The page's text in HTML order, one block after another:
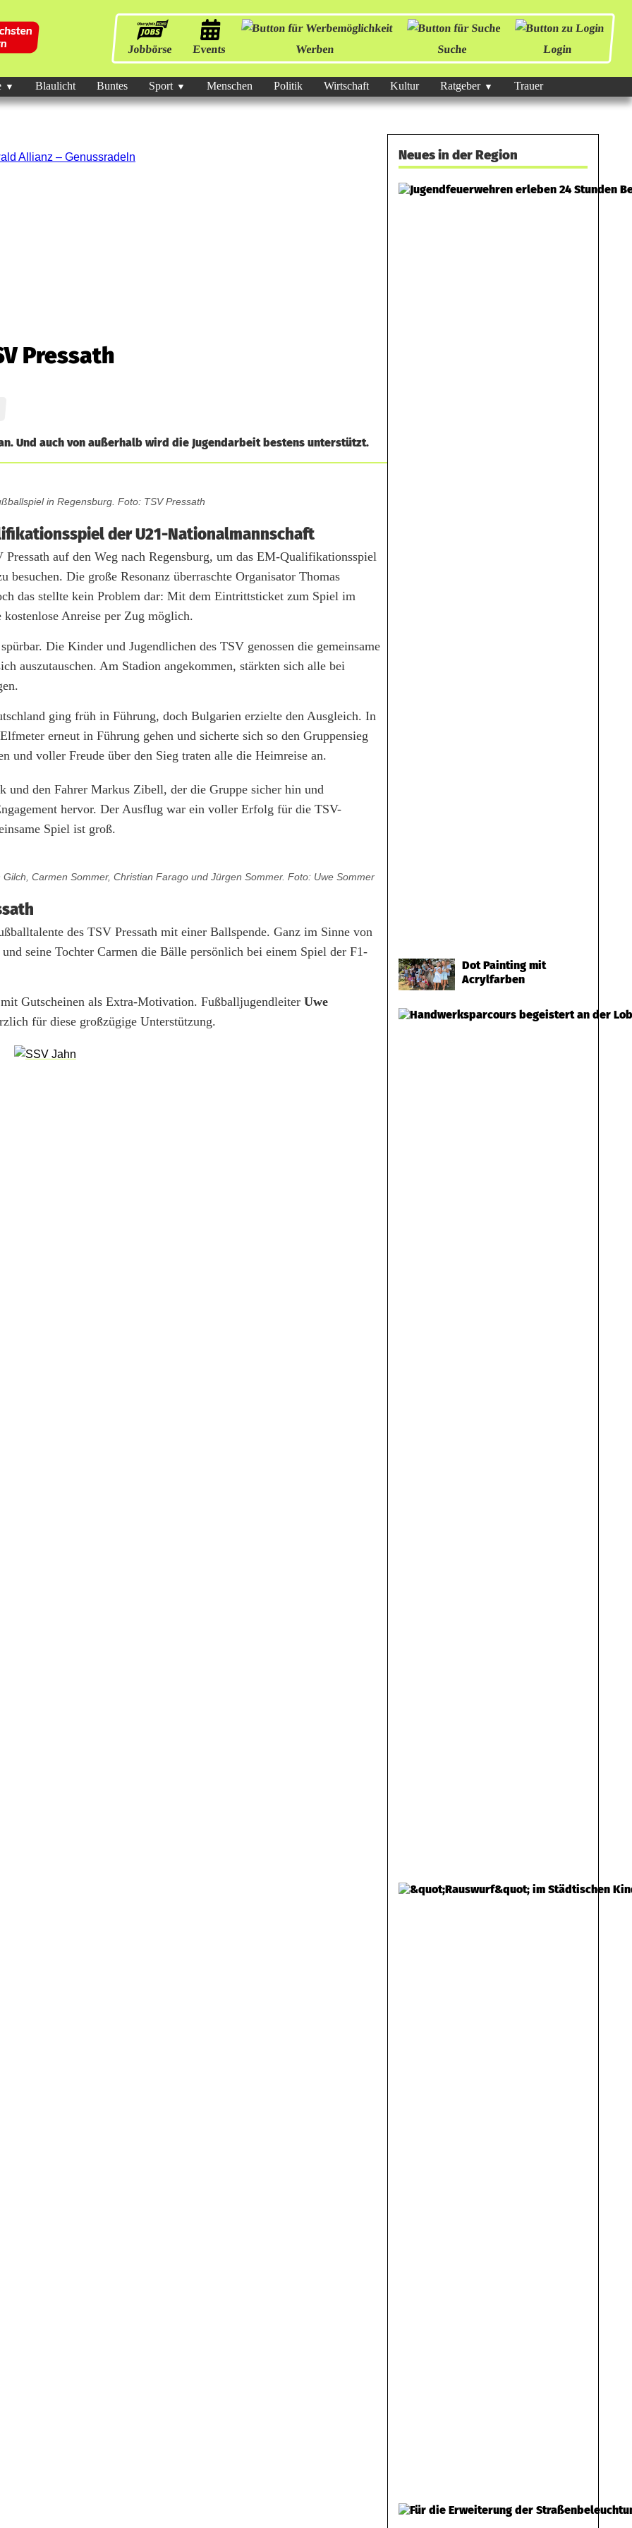
Jobbörse Events Werben Suche Login
Blaulicht Buntes Sport Menschen Politik Wirtschaft Kultur Ratgeber Trauer
Pressath
Und auch von außerhalb wird die Jugendarbeit bestens unterstützt.
in Regensburg. Foto: TSV Pressath
der U21-Nationalmannschaft
auf den Weg nach Regensburg, um das EM-Qualifikationsspiel
Die große Resonanz überraschte Organisator Thomas
das stellte kein Problem dar: Mit dem Eintrittsticket zum Spiel im
Anreise per Zug möglich.
Die Kinder und Jugendlichen des TSV genossen die gemeinsame
auszutauschen. Am Stadion angekommen, stärkten sich alle bei
ging früh in Führung, doch Bulgarien erzielte den Ausgleich. In
erneut in Führung gehen und sicherte sich so den Gruppensieg
und voller Freude über den Sieg traten alle die Heimreise an.
und den Fahrer Markus Zibell, der die Gruppe sicher hin und
hervor. Der Ausflug war ein voller Erfolg für die TSV-
Spiel ist groß.
Carmen Sommer, Christian Farago und Jürgen Sommer. Foto: Uwe Sommer
des TSV Pressath mit einer Ballspende. Ganz im Sinne von
und seine Tochter Carmen die Bälle persönlich bei einem Spiel der F1-
Gutscheinen als Extra-Motivation. Fußballjugendleiter Uwe
für diese großzügige Unterstützung.
Neues in der Region
Dot Painting mit
Acrylfarben